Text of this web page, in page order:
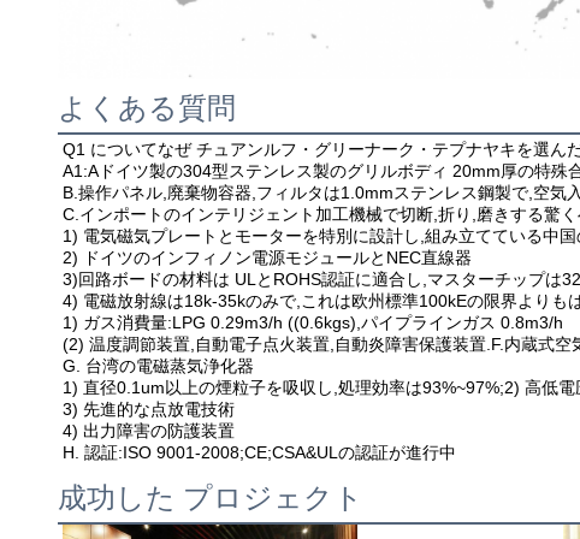
よくある質問
Q1 についてなぜ チュアンルフ・グリーナーク・テプナヤキを選ん
A1:A ドイツ製の304型ステンレス製のグリルボディ 20mm厚の特
B.操作パネル,廃棄物容器,フィルタは1.0mmステンレス鋼製で,空気
C.インポートのインテリジェント加工機械で切断,折り,磨きする驚
1) 電気磁気プレートとモーターを特別に設計し,組み立てている中
2) ドイツのインフィノン電源モジュールとNEC直線器
3)回路ボードの材料は ULとROHS認証に適合し,マスターチップは
4) 電磁放射線は18k-35kのみで,これは欧州標準100kEの限界よりも
1) ガス消費量:LPG 0.29m3/h ((0.6kgs),パイプラインガス 0.8m3/h
(2) 温度調節装置,自動電子点火装置,自動炎障害保護装置.F.内蔵式空
G. 台湾の電磁蒸気浄化器
1) 直径0.1um以上の煙粒子を吸収し,処理効率は93%~97%;2) 高低
3) 先進的な点放電技術
4) 出力障害の防護装置
H. 認証:ISO 9001-2008;CE;CSA&ULの認証が進行中
成功した プロジェクト